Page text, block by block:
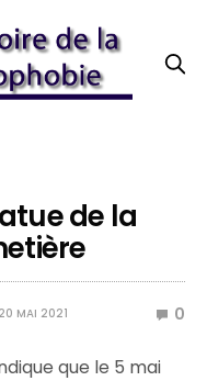
de la
20 MAI 2021 0
que le 5 mai